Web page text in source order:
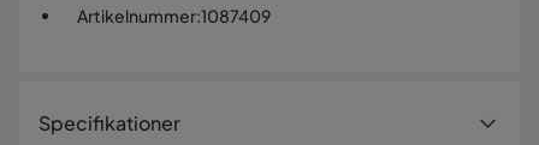
Artikelnummer:1087409
Specifikationer